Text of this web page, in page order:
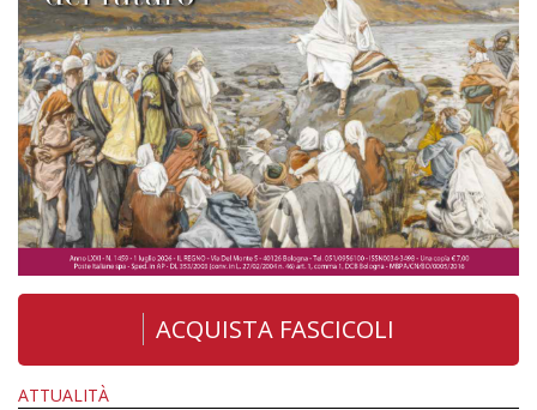
ACQUISTA FASCICOLI
ATTUALITÀ